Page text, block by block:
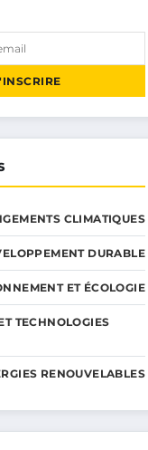
CLIMATIQUES
DURABLE
ET ÉCOLOGIE
TECHNOLOGIES
RENOUVELABLES